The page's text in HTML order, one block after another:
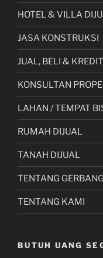
HOTEL & VILLA
JASA KONSTRUKSI
JUAL, BELI &
KONSULTAN
LAHAN / TEMPAT
RUMAH DIJUAL
TANAH DIJUAL
TENTANG
TENTANG KAMI
BUTUH UANG